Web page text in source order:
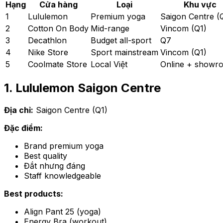
Hạng
Cửa hàng Loại
Khu vực
1
Lululemon Premium yoga
Saigon Centre
2
Cotton On Body Mid-range
Vincom (Q1)
3
Decathlon Budget all-sport
Q7
4
Nike Store Sport mainstream Vincom (Q1)
5
Coolmate Store Local Việt Online +
1. Lululemon Saigon Centre
Địa chỉ: Saigon Centre (Q1)
Đặc điểm:
Brand premium yoga
Best quality
Đắt nhưng đáng
Staff knowledgeable
Best products:
Align Pant 25 (yoga)